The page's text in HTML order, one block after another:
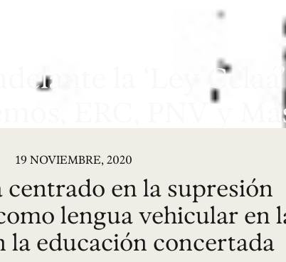
la ‘Ley Celaá’
ERC, PNV y Más
19 NOVIEMBRE, 2020
centrado en la supresión
lengua vehicular en
la educación concertada